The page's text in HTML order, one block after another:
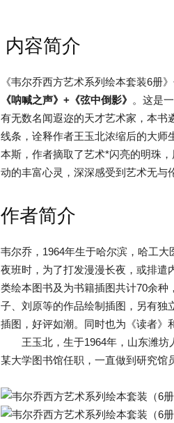
内容简介
《韦尔乔西方艺术系列绘本套装6册》
《呐喊之声》+《弦中倒影》 。这是
有无数名闻遐迩的天才艺术家，本书
线条，诠释作者王玉北浓缩后的大师
本斯，作者摘取了艺术*闪亮的明珠
动的丰富心灵，深深感受到艺术无与
作者简介
韦尔乔，1964年生于哈尔滨，哈工
夜班时，为了打发漫漫长夜，或排遣
类绘本图书及为书籍插图共计70余
子、刘原等的作品绘制插图，另有
插图，好评如潮。同时也为《读者》
王玉北，生于1964年，山东潍坊
某大学图书馆任职，一直做到研究馆